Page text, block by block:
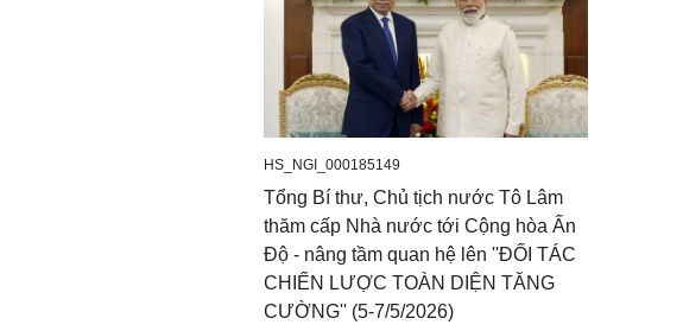
HS_NGI_000185149
Tổng Bí thư, Chủ tịch nước Tô Lâm
thăm cấp Nhà nước tới Cộng hòa Ấn
Độ - nâng tầm quan hệ lên ''ĐỐI TÁC
CHIẾN LƯỢC TOÀN DIỆN TĂNG
CƯỜNG'' (5-7/5/2026)